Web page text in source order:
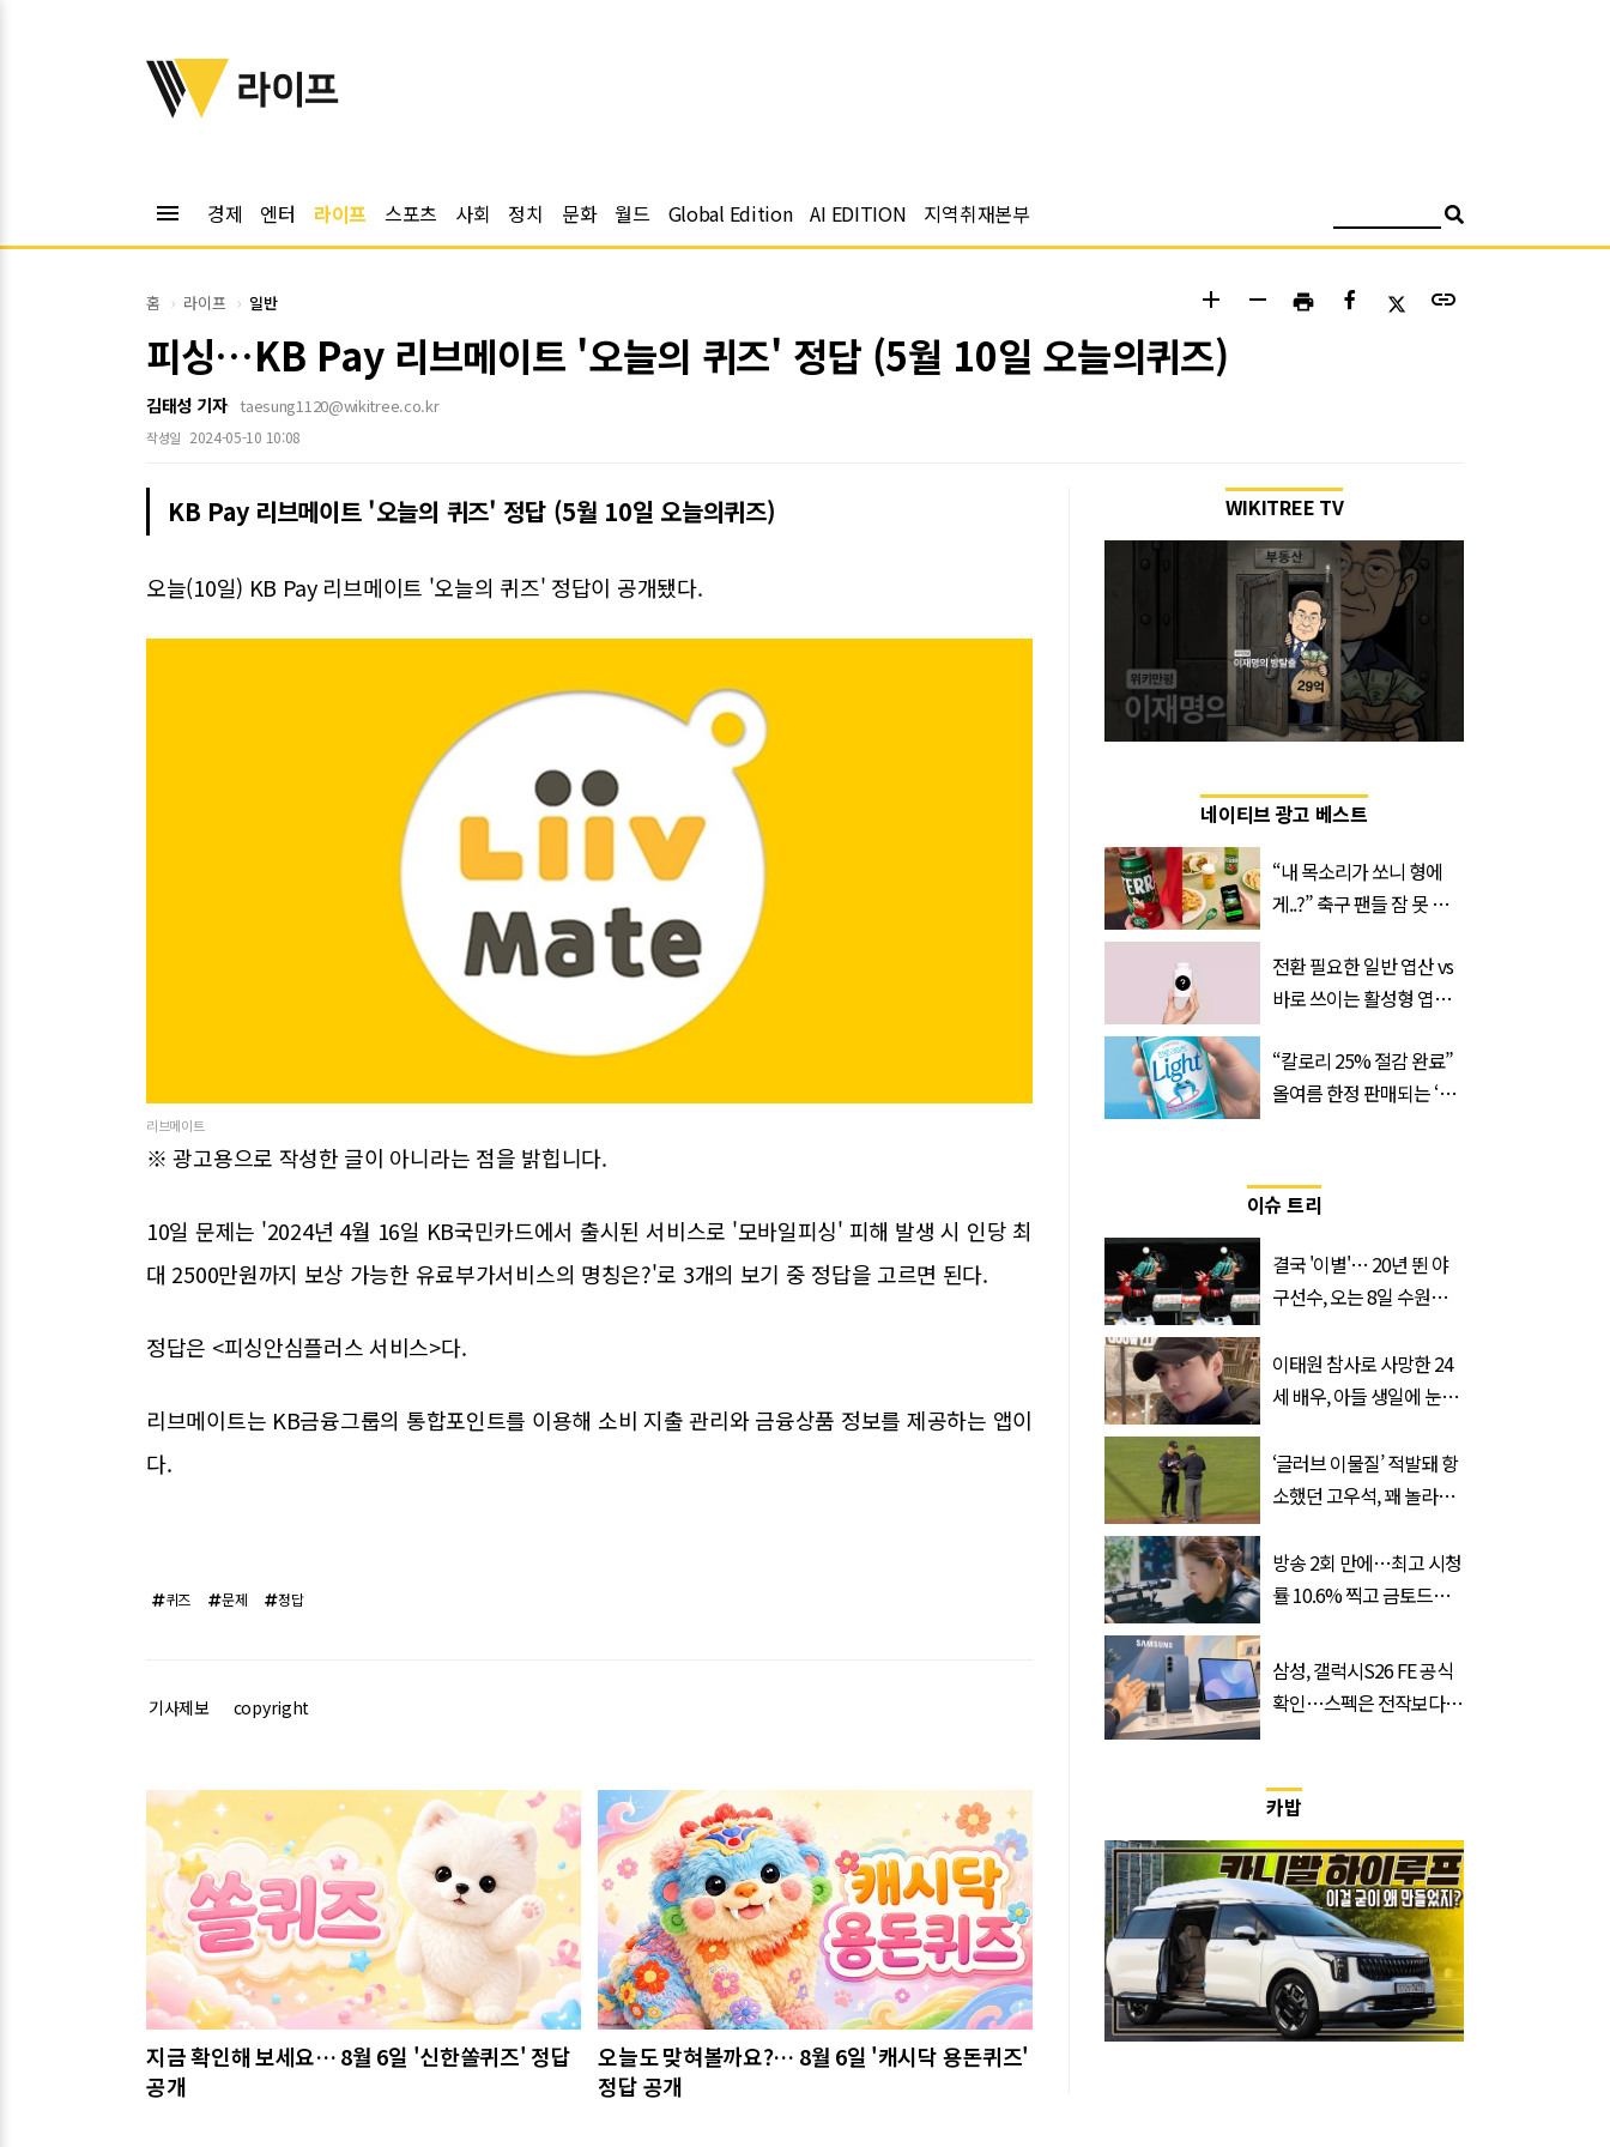
위키트리
라이프
menu 경제 엔터 라이프 스포츠 사회 정치 문화 월드 Global Edition AI EDITION 지역취재본부
홈 라이프 일반 add remove print link
피싱…KB Pay 리브메이트 '오늘의 퀴즈' 정답 (5월 10일 오늘의퀴즈)
김태성 기자 taesung1120@wikitree.co.kr
작성일 2024-05-10 10:08
KB Pay 리브메이트 '오늘의 퀴즈' 정답 (5월 10일 오늘의퀴즈)
오늘(10일) KB Pay 리브메이트 '오늘의 퀴즈' 정답이 공개됐다.
리브메이트
※ 광고용으로 작성한 글이 아니라는 점을 밝힙니다.
10일 문제는 '2024년 4월 16일 KB국민카드에서 출시된 서비스로 '모바일피싱' 피해 발생 시 인당 최
대 2500만원까지 보상 가능한 유료부가서비스의 명칭은?'로 3개의 보기 중 정답을 고르면 된다.
정답은 <피싱안심플러스 서비스>다.
리브메이트는 KB금융그룹의 통합포인트를 이용해 소비 지출 관리와 금융상품 정보를 제공하는 앱이
다.
퀴즈 문제 정답
기사제보 copyright
관련기사
지금 확인해 보세요… 8월 6일 '신한쏠퀴즈' 정답
공개
오늘도 맞혀볼까요?… 8월 6일 '캐시닥 용돈퀴즈'
정답 공개
WIKITREE TV
네이티브 광고 베스트
“내 목소리가 쏘니 형에
게..?” 축구 팬들 잠 못 들
트
전환 필요한 일반 엽산 vs
바로 쓰이는 활성형 엽
‘Quatrefolic®’ 주목
“칼로리 25% 절감 완료”
올여름 한정 판매되는 ‘최
이슈 트리
결국 '이별'… 20년 뛴 야
구선수, 오는 8일 수원서
이태원 참사로 사망한 24
세 배우, 아들 생일에 눈물
‘글러브 이물질’ 적발돼 항
소했던 고우석, 꽤 놀라운
방송 2회 만에…최고 시청
률 10.6% 찍고 금토드라
마'
삼성, 갤럭시S26 FE 공식
확인…스펙은 전작보다
카밥